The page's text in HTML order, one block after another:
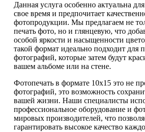
Данная услуга особенно актуальна
свое время и предпочитает
фотопродукции. Мы предлагаем не
печать фото, но и глянцевую, что
особой яркости и насыщенности
такой формат идеально подходит для
фотографий, которые затем будут
вашем альбоме или на стене.
Фотопечать в формате 10х15 это не
фотографий, это возможность
вашей жизни. Наши специалисты
профессиональное оборудование и
мировых производителей, что
гарантировать высокое качество